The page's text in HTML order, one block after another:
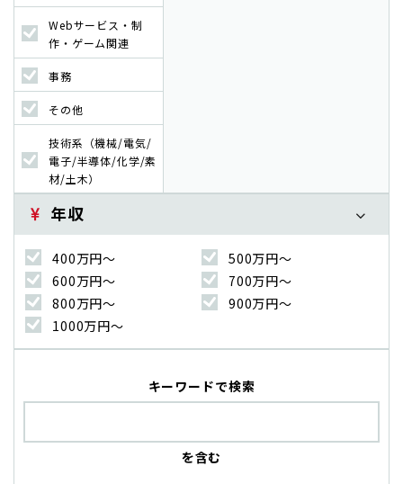
Webサービス・制
作・ゲーム関連
事務
その他
技術系（機械/電気/
電子/半導体/化学/素
材/土木）
年収
400万円〜
500万円〜
600万円〜
700万円〜
800万円〜
900万円〜
1000万円〜
キーワードで検索
を含む